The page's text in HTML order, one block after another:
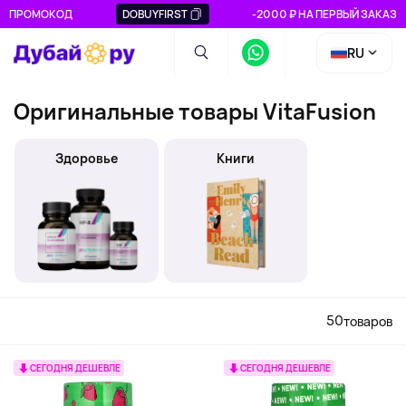
ПРОМОКОД DOBUYFIRST -2000 ₽ НА ПЕРВЫЙ ЗАКАЗ
RU
Оригинальные товары VitaFusion
Здоровье Книги
50товаров
СЕГОДНЯ ДЕШЕВЛЕ СЕГОДНЯ ДЕШЕВЛЕ